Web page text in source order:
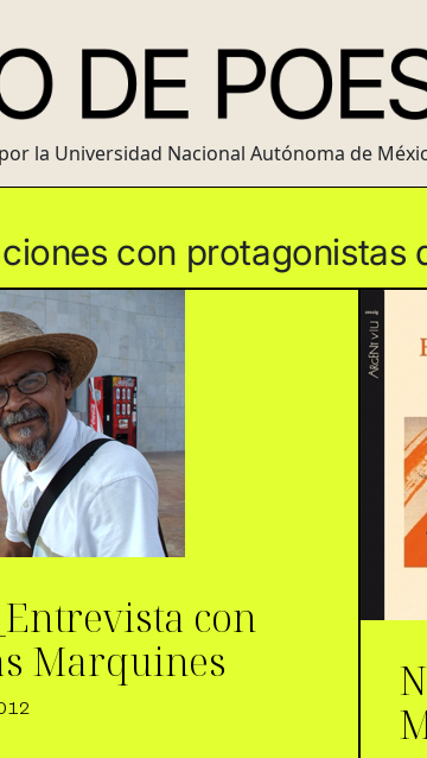
la Universidad Nacional Autónoma de
con protagonistas
con
Marquines